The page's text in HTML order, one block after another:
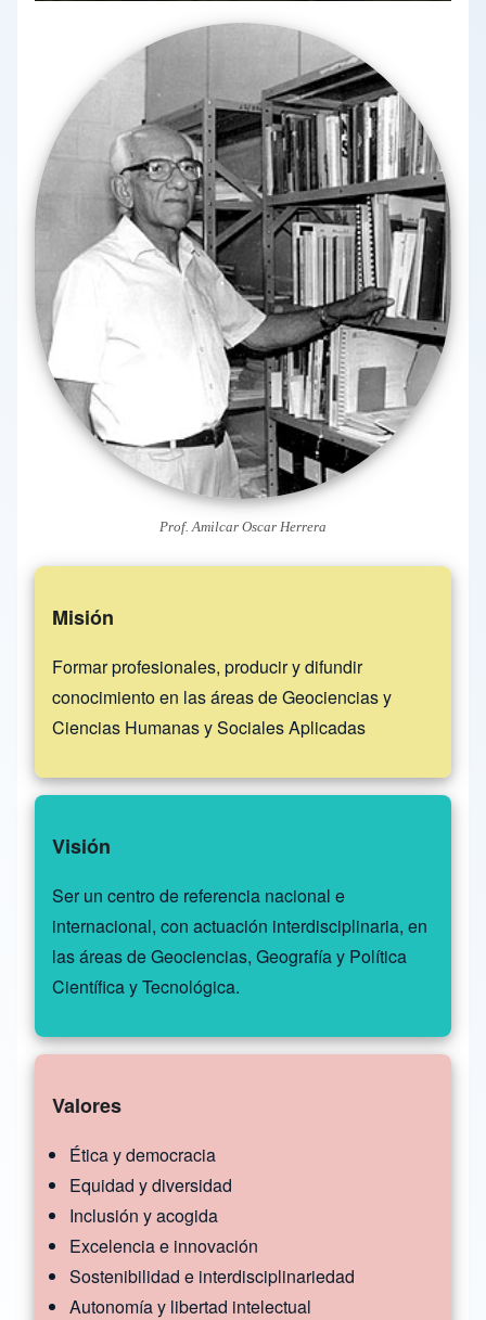
Prof. Amilcar Oscar Herrera
Misión
Formar profesionales, producir y difundir
conocimiento en las áreas de Geociencias y
Ciencias Humanas y Sociales Aplicadas
Visión
Ser un centro de referencia nacional e
internacional, con actuación interdisciplinaria, en
las áreas de Geociencias, Geografía y Política
Científica y Tecnológica.
Valores
Ética y democracia
Equidad y diversidad
Inclusión y acogida
Excelencia e innovación
Sostenibilidad e interdisciplinariedad
Autonomía y libertad intelectual